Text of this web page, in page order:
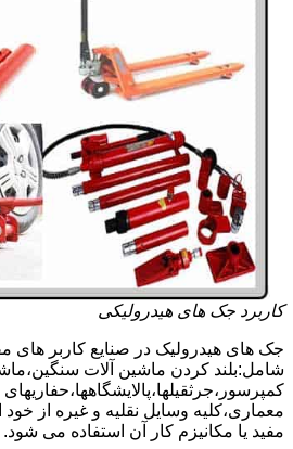
کاربرد جک های هیدرولیکی
جک های هیدرولیک در صنایع کاربر های
شامل:بلند کردن ماشین آلات
معماری،کلیه وسایل نقلیه و غیره از
مفید یا مکانیزم کار آن استفاده می شود.